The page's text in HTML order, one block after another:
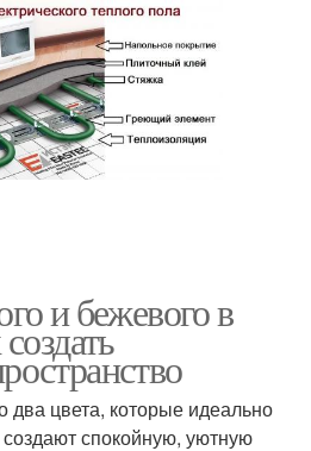
и бежевого в
цвета, которые идеально
спокойную, уютную